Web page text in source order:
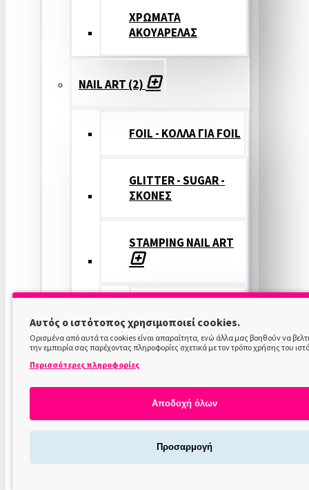
ΧΡΩΜΑΤΑ
ΑΚΟΥΑΡΕΛΑΣ
NAIL ART (2)
FOIL - ΚΟΛΛΑ ΓΙΑ FOIL
GLITTER - SUGAR -
ΣΚΟΝΕΣ
STAMPING NAIL ART
COLOR
ΝΥΧΙΩΝ
ΣΦΡΑΓΙΔΕΣ
ΝΥΧΙΩΝ
Αυτός ο ιστότοπος χρησιμοποιεί cookies.
Ορισμένα από αυτά τα cookies είναι απαραίτητα, ενώ άλλα μας βοηθούν να
την εμπειρία σας παρέχοντας πληροφορίες σχετικά με τον τρόπο χρήσης του
Περισσότερες πληροφορίες
Αποδοχή όλων
Προσαρμογή